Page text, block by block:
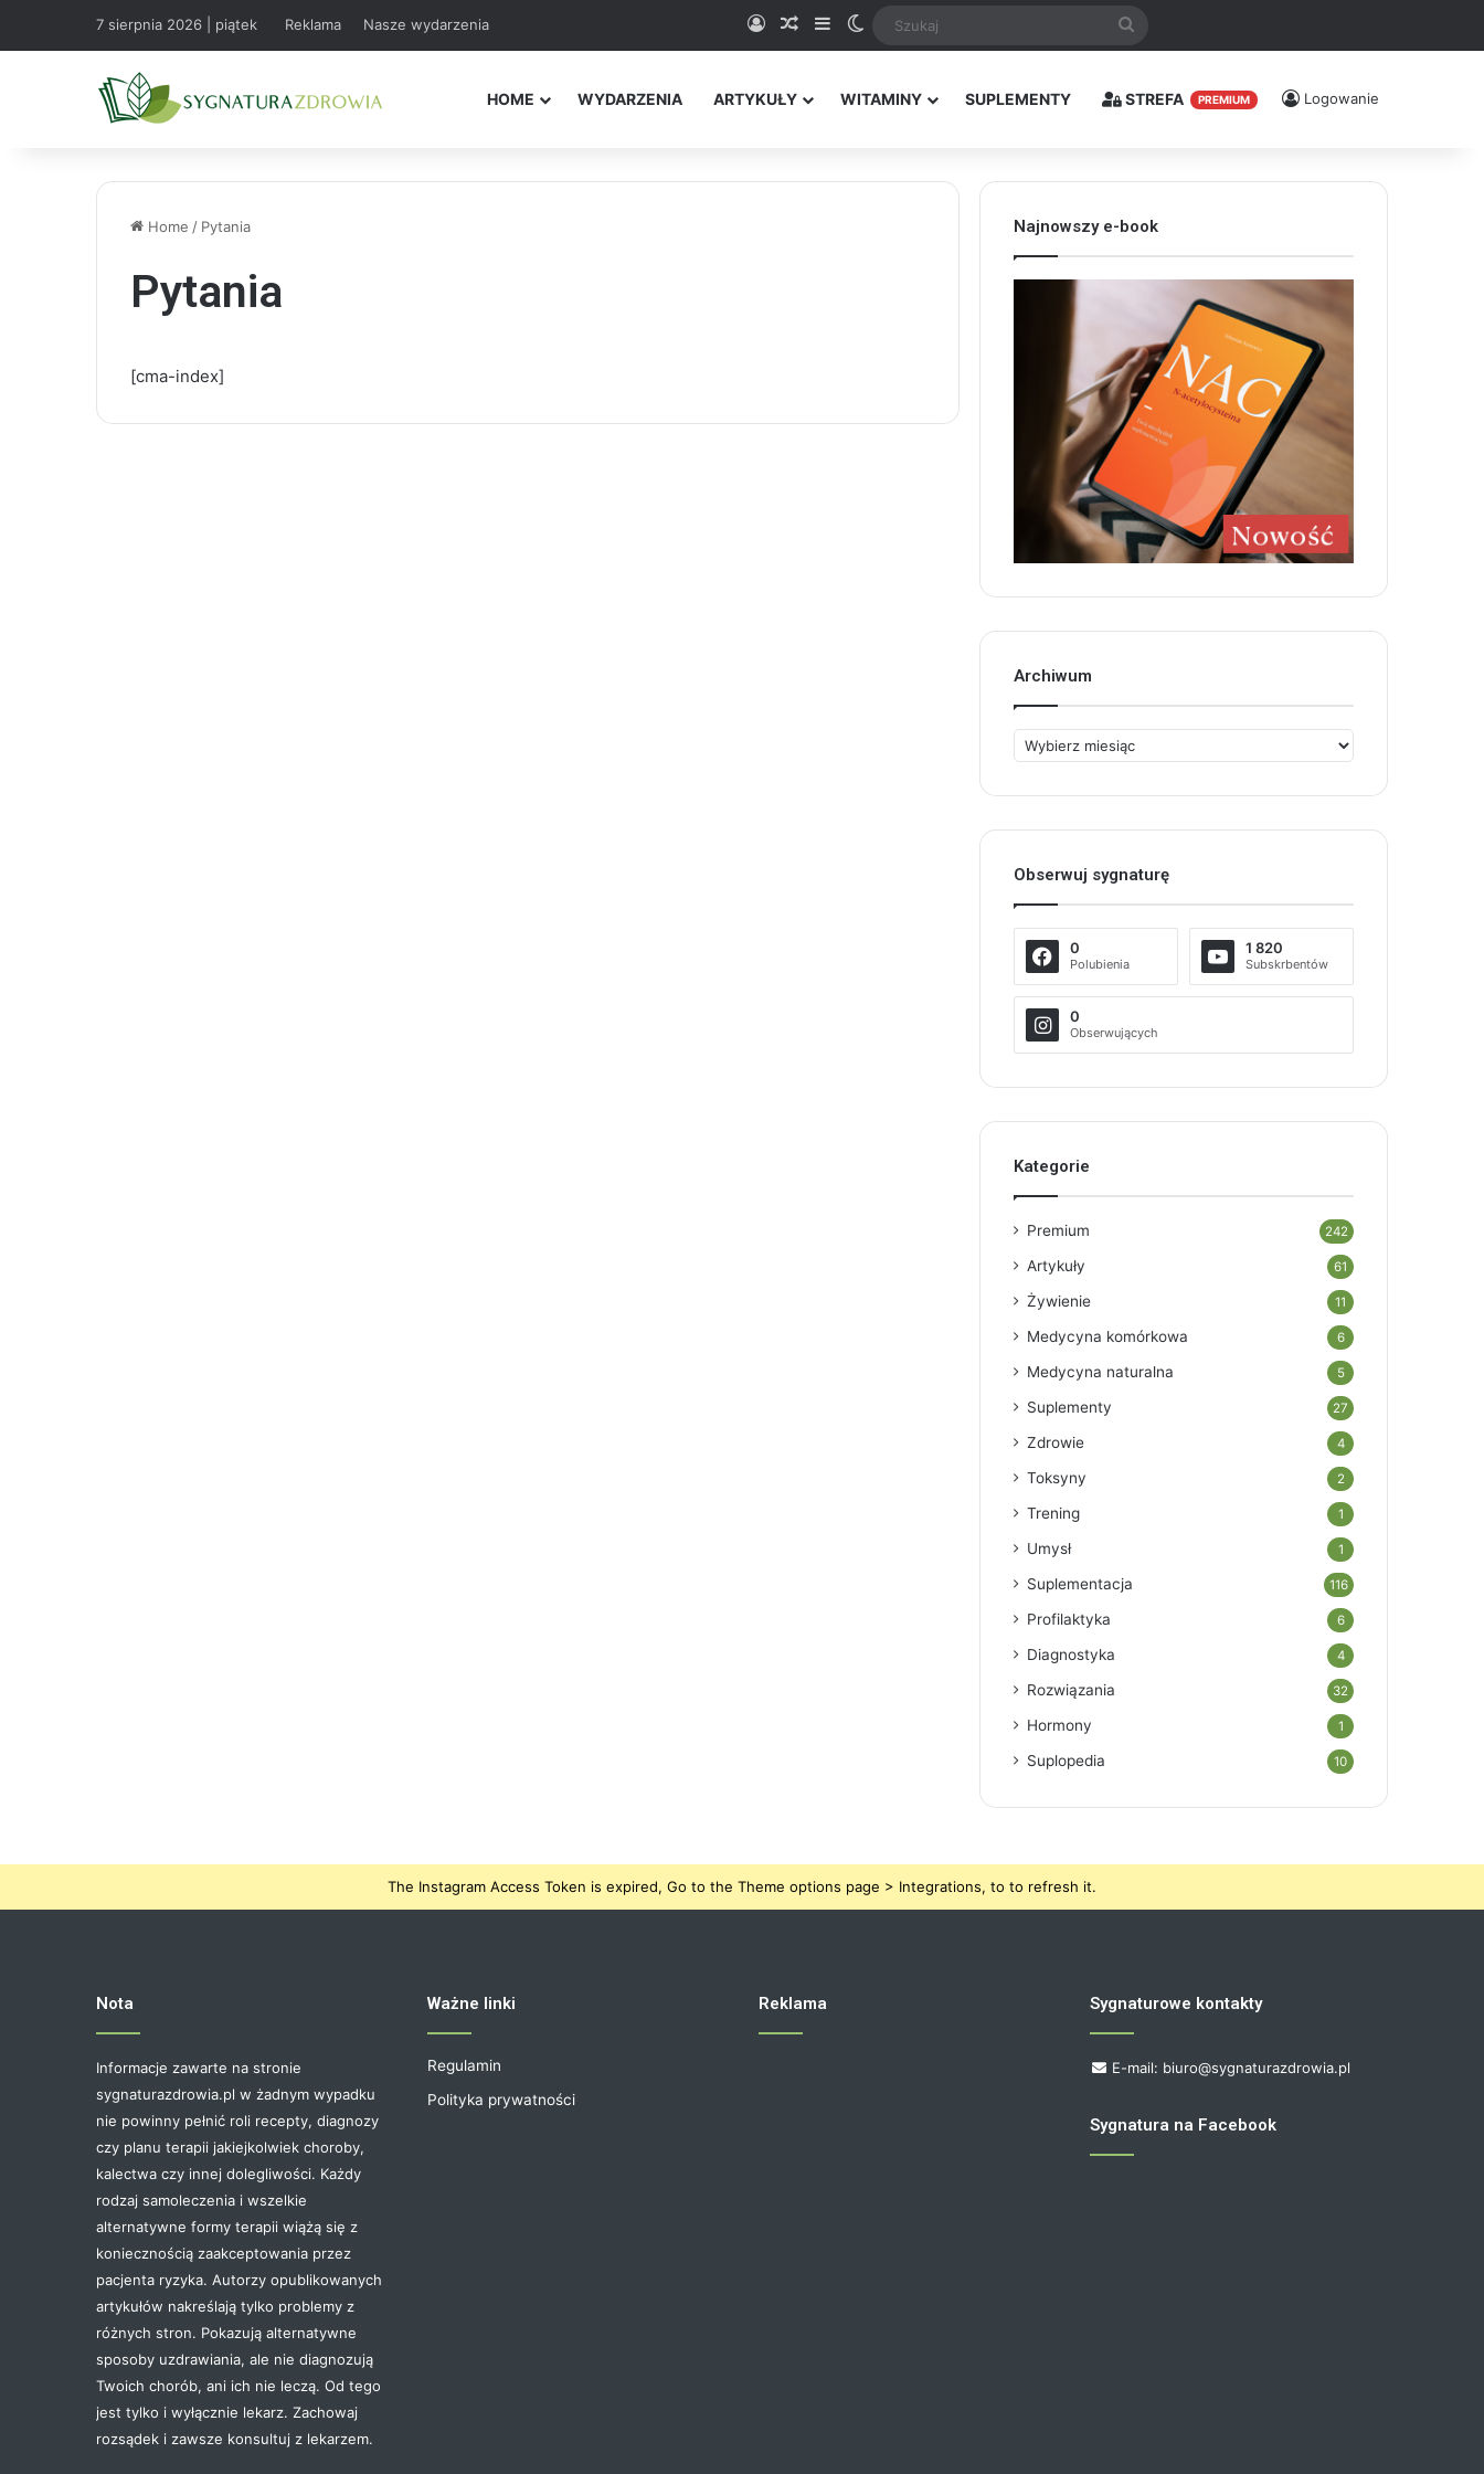
7 sierpnia 2026 | piątek Reklama Nasze wydarzenia Logowanie
Random Article
SidebarSwitch skin
HOME WYDARZENIA ARTYKUŁY WITAMINY SUPLEMENTY STREFA PREMIUM Logowanie
Home / Pytania
Pytania
[cma-index]
Najnowszy e-book
Archiwum
Archiwum
Obserwuj sygnaturę
0
Polubienia
1 820
Subskrbentów
0
Obserwujących
Kategorie
Premium 242
Artykuły 61
Żywienie 11
Medycyna komórkowa 6
Medycyna naturalna 5
Suplementy 27
Zdrowie 4
Toksyny 2
Trening 1
Umysł 1
Suplementacja 116
Profilaktyka 6
Diagnostyka 4
Rozwiązania 32
Hormony 1
Suplopedia 10
The Instagram Access Token is expired, Go to the Theme options page > Integrations, to to refresh it.
Nota
Informacje zawarte na stronie
sygnaturazdrowia.pl w żadnym wypadku
nie powinny pełnić roli recepty, diagnozy
czy planu terapii jakiejkolwiek choroby,
kalectwa czy innej dolegliwości. Każdy
rodzaj samoleczenia i wszelkie
alternatywne formy terapii wiążą się z
koniecznością zaakceptowania przez
pacjenta ryzyka. Autorzy opublikowanych
artykułów nakreślają tylko problemy z
różnych stron. Pokazują alternatywne
sposoby uzdrawiania, ale nie diagnozują
Twoich chorób, ani ich nie leczą. Od tego
jest tylko i wyłącznie lekarz. Zachowaj
rozsądek i zawsze konsultuj z lekarzem.
Ważne linki
Regulamin
Polityka prywatności
Reklama Sygnaturowe kontakty
E-mail: biuro@sygnaturazdrowia.pl
Sygnatura na Facebook